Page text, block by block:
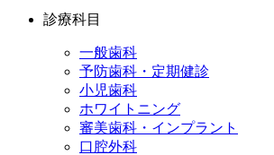
診療科目
一般歯科
予防歯科・定期健診
小児歯科
ホワイトニング
審美歯科・インプラント
口腔外科